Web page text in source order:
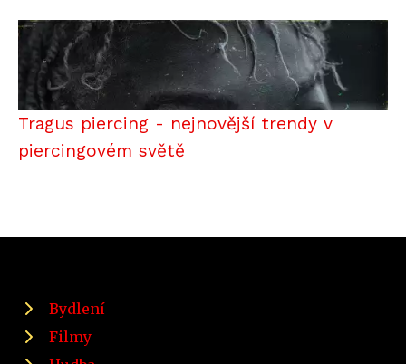
Tragus piercing - nejnovější trendy v
piercingovém světě
Bydlení
Filmy